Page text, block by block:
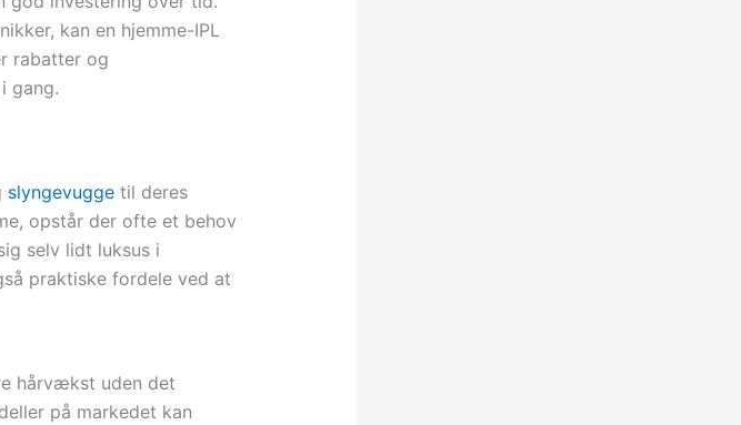
kan en hjemme-IPL
rabatter og
gang.
slyngevuggetil deres
opstår der ofte et behov
selv lidt luksus i
praktiske fordele ved at
hårvækst uden det
på markedet kan